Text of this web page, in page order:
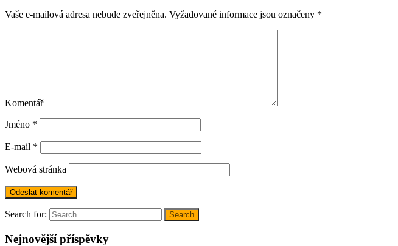
Vaše e-mailová adresa nebude zveřejněna. Vyžadované informace jsou označeny *
Komentář
Jméno *
E-mail *
Webová stránka
Search for: Search
Nejnovější příspěvky